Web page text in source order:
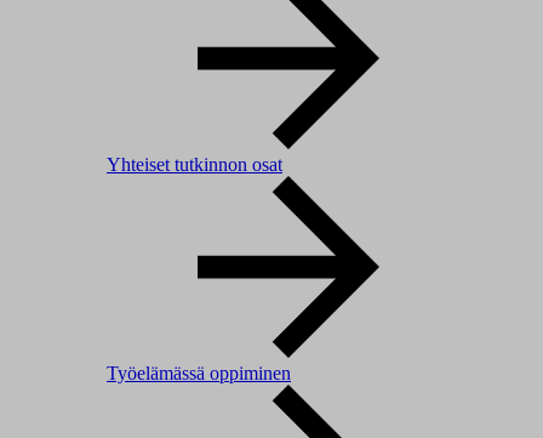
Yhteiset tutkinnon osat
Työelämässä oppiminen